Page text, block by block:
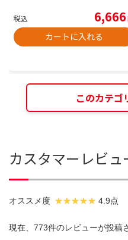
税込 6,666
カートに入れる
このカテゴ
カスタマーレビュ
オススメ度 4.9点
現在、773件のレビューが投稿